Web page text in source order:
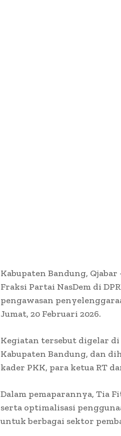
Kabupaten Bandung,
Fraksi Partai NasDem di
pengawasan
Jumat, 20 Februari 2026.
Kegiatan tersebut digelar di
Kabupaten Bandung, dan
kader PKK, para ketua RT
Dalam pemaparannya, Tia
serta optimalisasi
untuk berbagai sektor